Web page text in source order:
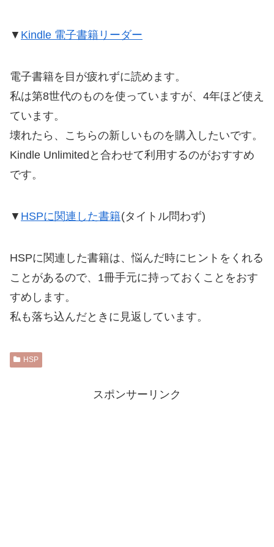
▼ Kindle 電子書籍リーダー
電子書籍を目が疲れずに読めます。
私は第8世代のものを使っていますが、4年ほど使え
ています。
壊れたら、こちらの新しいものを購入したいです。
Kindle Unlimitedと合わせて利用するのがおすすめ
です。
▼ HSPに関連した書籍(タイトル問わず)
HSPに関連した書籍は、悩んだ時にヒントをくれる
ことがあるので、1冊手元に持っておくことをおす
すめします。
私も落ち込んだときに見返しています。
HSP
スポンサーリンク